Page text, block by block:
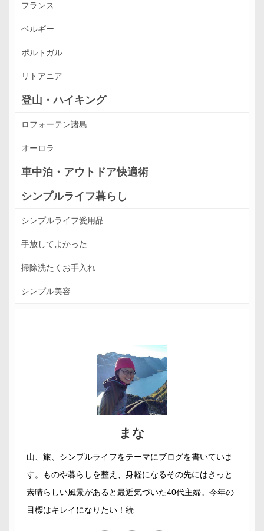
フランス
ベルギー
ポルトガル
リトアニア
登山・ハイキング
ロフォーテン諸島
オーロラ
車中泊・アウトドア快適術
シンプルライフ暮らし
シンプルライフ愛用品
手放してよかった
掃除洗たくお手入れ
シンプル美容
まな
山、旅、シンプルライフをテーマにブログを書いていま
す。ものや暮らしを整え、身軽になるその先にはきっと
素晴らしい風景があると最近気づいた40代主婦。今年の
目標はキレイになりたい！続